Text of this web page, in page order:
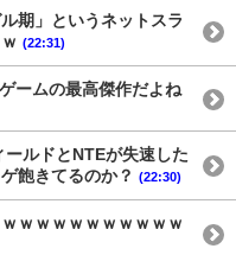
期」というネットスラ
(22:31)
ームの最高傑作だよね
ールドとNTEが失速した
飽きてるのか？ (22:30)
ｗｗｗｗｗｗｗｗｗｗ